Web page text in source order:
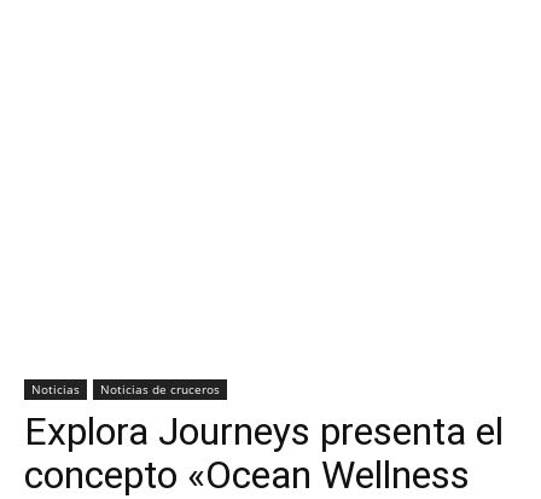
Noticias Noticias de cruceros
Explora Journeys presenta el
concepto «Ocean Wellness